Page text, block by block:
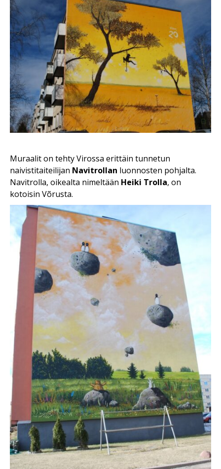
Muraalit on tehty Virossa erittäin tunnetun
naivistitaiteilijan Navitrollan luonnosten pohjalta.
Navitrolla, oikealta nimeltään Heiki Trolla, on
kotoisin Võrusta.